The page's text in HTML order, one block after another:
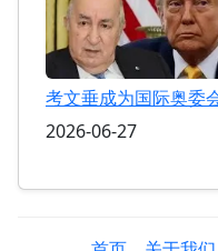
考文垂成为国际奥委
2026-06-27